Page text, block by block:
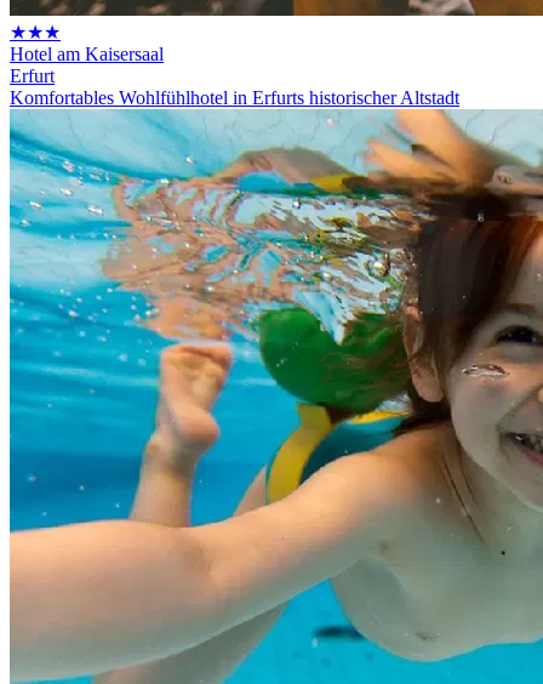
★★★
Hotel am Kaisersaal
Erfurt
Komfortables Wohlfühlhotel in Erfurts historischer Altstadt